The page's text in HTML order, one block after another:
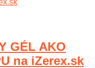
GÉL AKO
na iZerex.sk